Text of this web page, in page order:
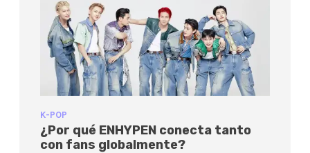
K-POP
¿Por qué ENHYPEN conecta tanto
con fans globalmente?